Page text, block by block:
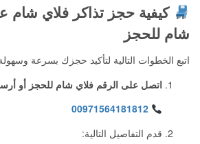
كيفية حجز تذاكر فلاي شام
شام للحجز
اتبع الخطوات التالية لتأكيد حجزك بسرعة
اتصل على الرقم فلاي شام للحجز أو
00971564181812
قدم التفاصيل التالية: